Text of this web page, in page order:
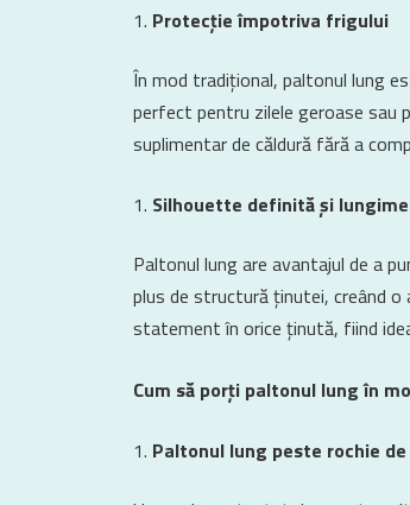
Protecție împotriva frigului
În mod tradițional, paltonul lung
perfect pentru zilele geroase sau
suplimentar de căldură fără a
Silhouette definită și
Paltonul lung are avantajul de a
plus de structură ținutei, creând
statement în orice ținută, fiind
Cum să porți paltonul lung în
Paltonul lung peste rochie